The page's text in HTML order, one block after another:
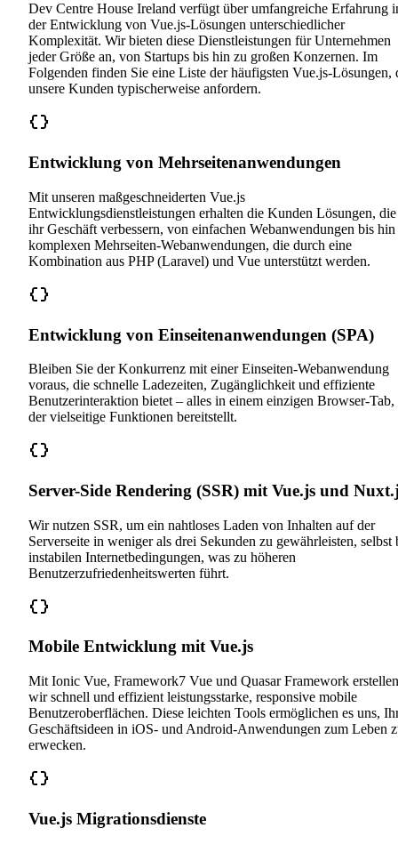
Dev Centre House Ireland verfügt über umfangreiche Erfahrung
der Entwicklung von Vue.js-Lösungen unterschiedlicher
Komplexität. Wir bieten diese Dienstleistungen für Unternehmen
jeder Größe an, von Startups bis hin zu großen Konzernen. Im
Folgenden finden Sie eine Liste der häufigsten Vue.js-Lösungen,
unsere Kunden typischerweise anfordern.
Entwicklung von Mehrseitenanwendungen
Mit unseren maßgeschneiderten Vue.js
Entwicklungsdienstleistungen erhalten die Kunden Lösungen, die
ihr Geschäft verbessern, von einfachen Webanwendungen bis hin
komplexen Mehrseiten-Webanwendungen, die durch eine
Kombination aus PHP (Laravel) und Vue unterstützt werden.
Entwicklung von Einseitenanwendungen (SPA)
Bleiben Sie der Konkurrenz mit einer Einseiten-Webanwendung
voraus, die schnelle Ladezeiten, Zugänglichkeit und effiziente
Benutzerinteraktion bietet – alles in einem einzigen Browser-Tab,
der vielseitige Funktionen bereitstellt.
Server-Side Rendering (SSR) mit Vue.js und
Wir nutzen SSR, um ein nahtloses Laden von Inhalten auf der
Serverseite in weniger als drei Sekunden zu gewährleisten, selbst
instabilen Internetbedingungen, was zu höheren
Benutzerzufriedenheitswerten führt.
Mobile Entwicklung mit Vue.js
Mit Ionic Vue, Framework7 Vue und Quasar Framework erstellen
wir schnell und effizient leistungsstarke, responsive mobile
Benutzeroberflächen. Diese leichten Tools ermöglichen es uns,
Geschäftsideen in iOS- und Android-Anwendungen zum Leben
erwecken.
Vue.js Migrationsdienste